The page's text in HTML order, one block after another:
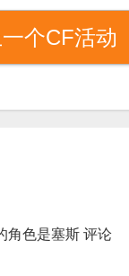
个CF活动
角色是塞斯评论